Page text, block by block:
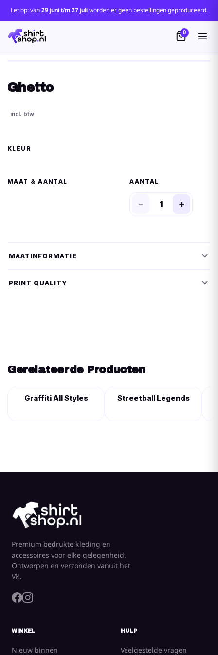
Let op: van29 juni t/m 27 juliworden er geen bestellingen geproduceerd.
0
Ghetto
MAAT
− +
MAATINFORMATIE
PRINT QUALITY
Gerelateerde Producten
Graffiti All Styles Streetball Legends
Premium bedrukte kleding en
accessoires voor elke gelegenheid.
Ontworpen en verzonden vanuit het
VK.
WINKEL
Nieuw binnen
HULP
Veelgestelde vragen